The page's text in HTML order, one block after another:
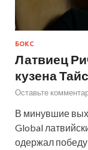
БОКС
Латвиец
кузена
Оставьте
В минувшие
Global
одержал